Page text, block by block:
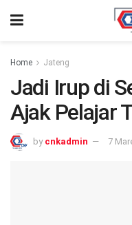
Home Jateng
Jadi Irup di
Ajak Pelajar
by cnkadmin 7